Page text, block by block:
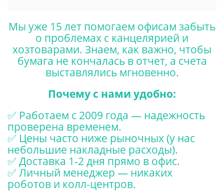
Мы уже 15 лет помогаем офисам забыть
о проблемах с канцелярией и
хозтоварами. Знаем, как важно, чтобы
бумага не кончалась в отчет, а счета
выставлялись мгновенно.
Почему с нами удобно:
✅ Работаем с 2009 года — надежность
проверена временем.
✅ Цены часто ниже рыночных (у нас
небольшие накладные расходы).
✅ Доставка 1-2 дня прямо в офис.
✅ Личный менеджер — никаких
роботов и колл-центров.